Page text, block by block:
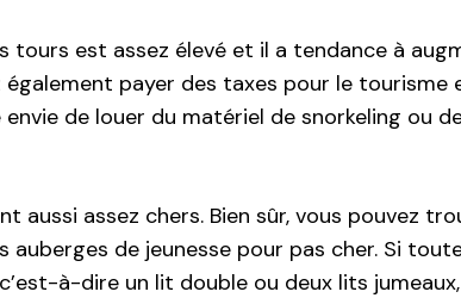
tours est assez élevé et il a tendance à
payer des taxes pour le tourisme
de louer du matériel de snorkeling ou
aussi assez chers. Bien sûr, vous pouvez
auberges de jeunesse pour pas cher. Si
à-dire un lit double ou deux lits